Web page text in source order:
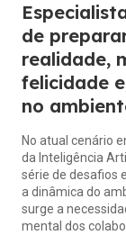
de
realidade,
felicidade
no
No atual cenário
da Inteligência
série de desafios
a dinâmica do
surge a
mental dos